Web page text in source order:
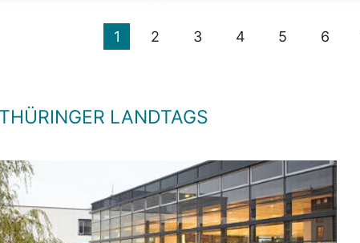
1 2 3 4 5 6
LANDTAGS